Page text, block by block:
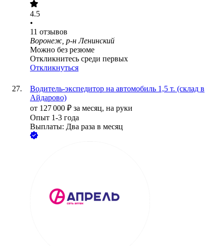
4.5
•
11 отзывов
Воронеж, р-н Ленинский
Можно без резюме
Откликнитесь среди первых
Откликнуться
Водитель-экспедитор на автомобиль 1,5 т. (склад в
Айдарово)
от 127 000 ₽ за месяц, на руки
Опыт 1-3 года
Выплаты: Два раза в месяц